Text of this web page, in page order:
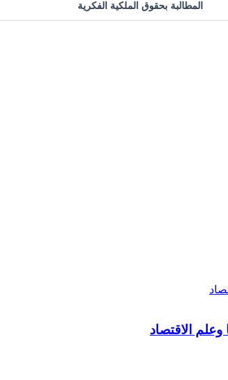
المطالبة بحقوق الملكية الفكرية
وعلم الاقتصاد